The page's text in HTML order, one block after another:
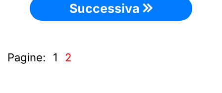
Successiva
Pagine: 1 2